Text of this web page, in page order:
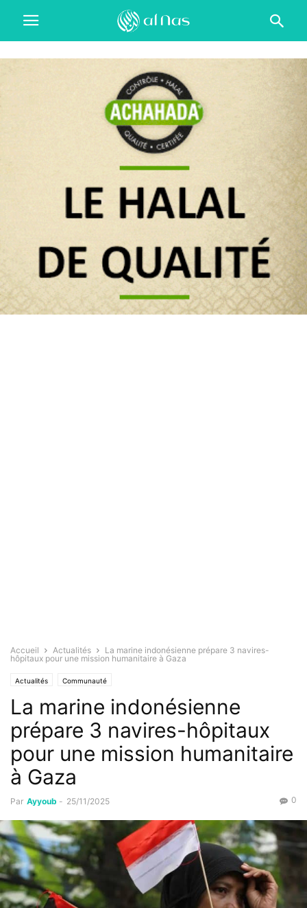
Accueil Actualités
La marine indonésienne prépare 3 navires-
hôpitaux pour une mission humanitaire à Gaza
Actualités Communauté
La marine indonésienne
prépare 3 navires-hôpitaux
pour une mission humanitaire
à Gaza
Par Ayyoub - 25/11/2025 0